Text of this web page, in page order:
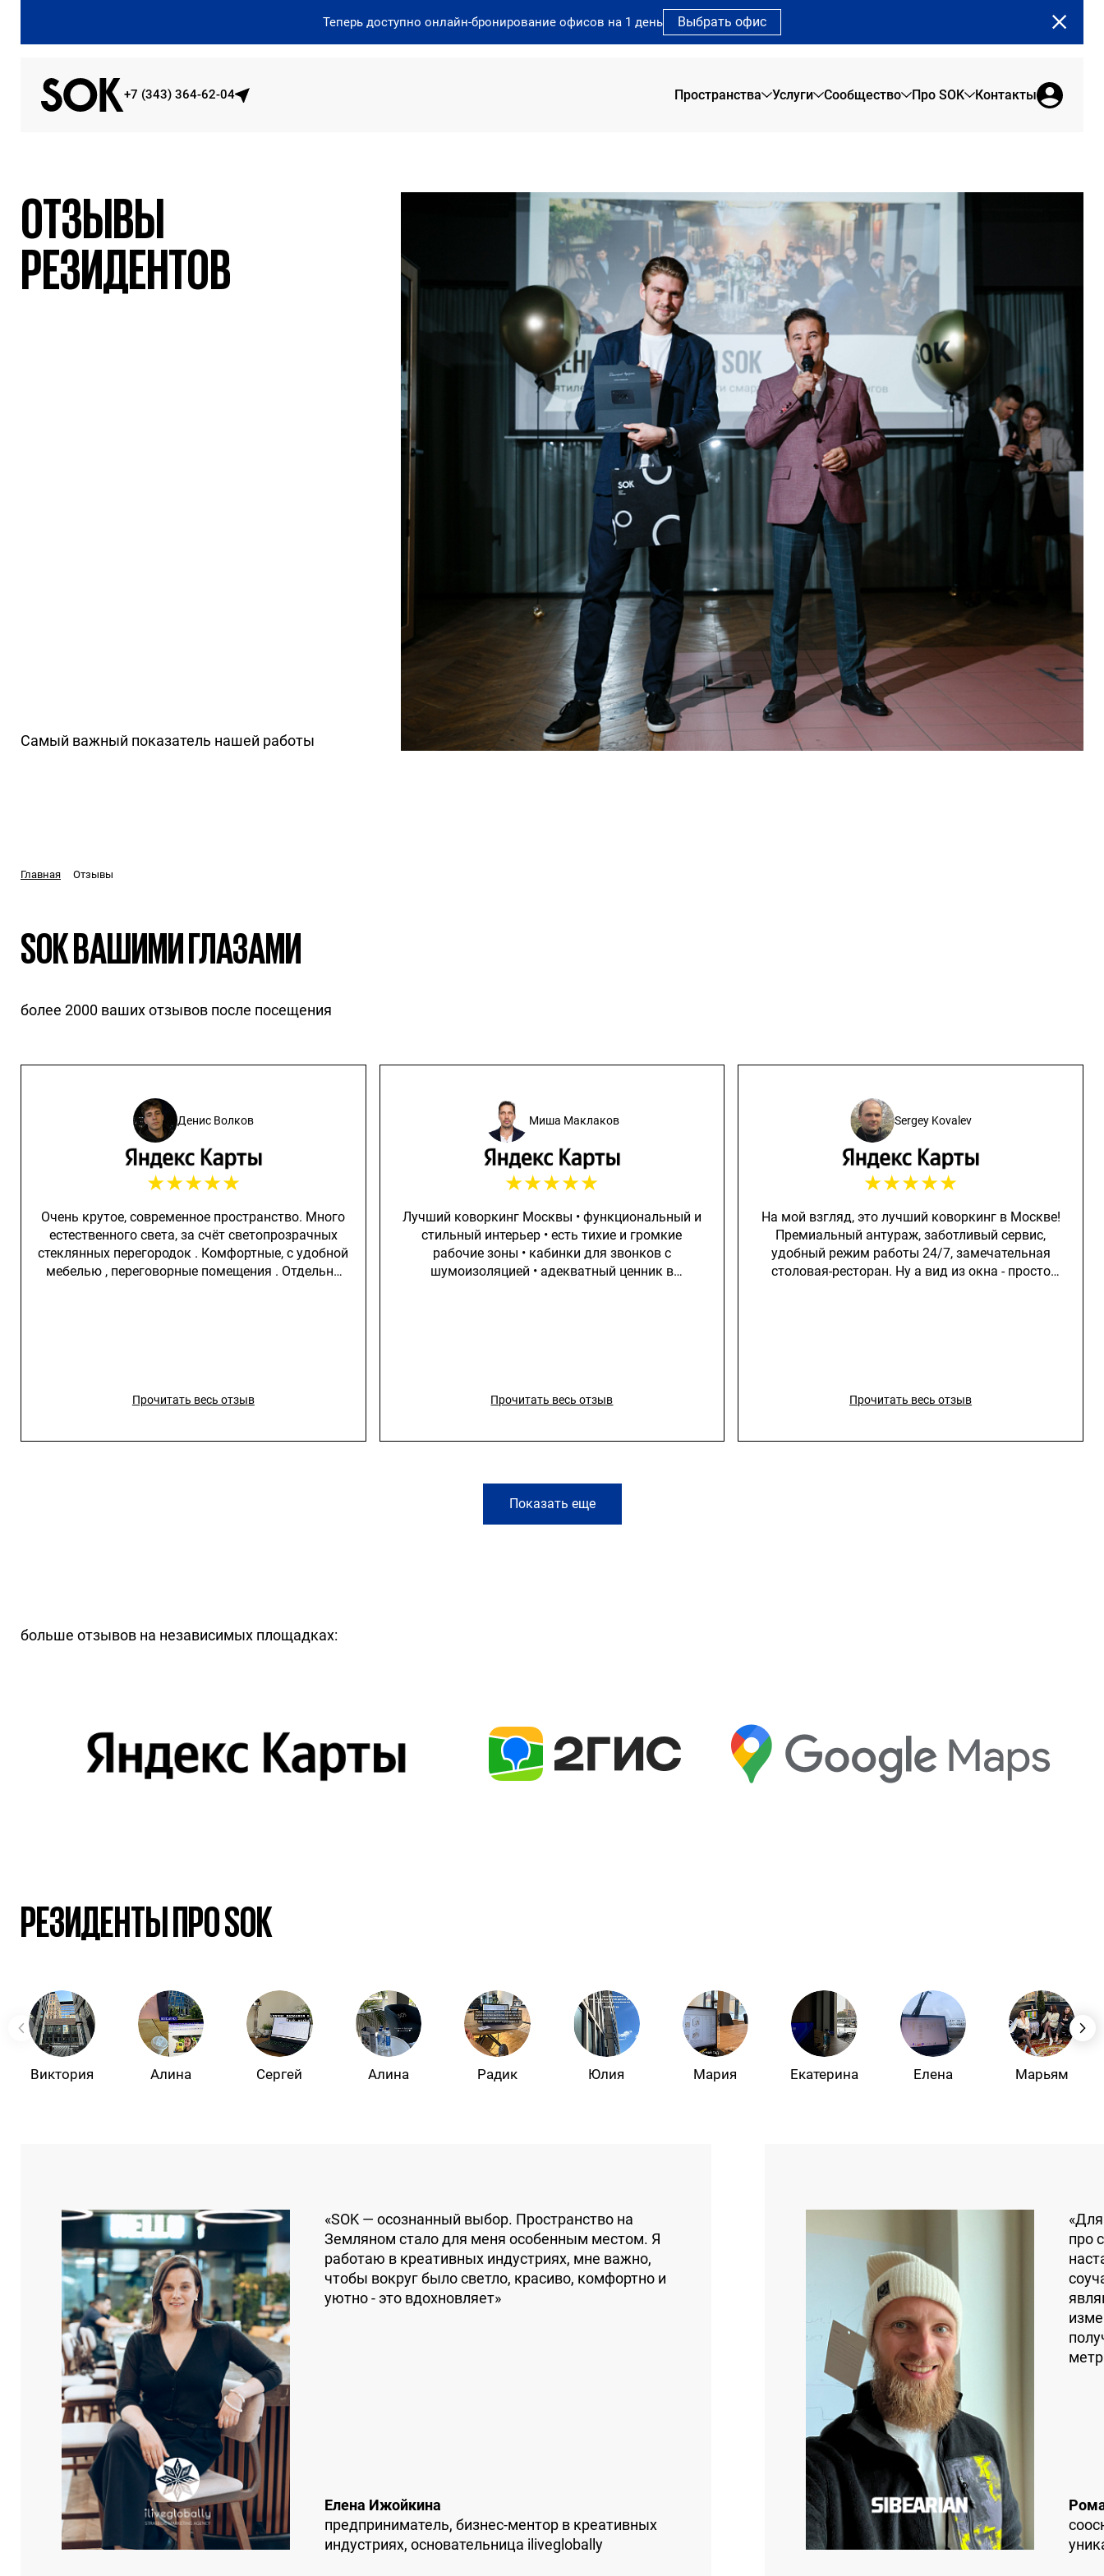
Теперь доступно онлайн-бронирование офисов на 1 день Выбрать офис
+7 (343) 364-62-04 Пространства
SOK Алатырь
Услуги
Сервисные офисы
Офис на 1 день
Коворкинг
Переговорные
Конференц-зал
Мероприятия SOK
Акции в SOK
Сообщество
Сообщество SOK
Программа лояльности
Сотрудникам
Про SOK
Брендовая продукция
Журнал SOK
Контакты
ОТЗЫВЫ
РЕЗИДЕНТОВ
Самый важный показатель нашей работы
Главная Отзывы
SOK ВАШИМИ ГЛАЗАМИ
более 2000 ваших отзывов после посещения
Денис Волков
★★★★★
Очень крутое, современное пространство. Много
естественного света, за счёт светопрозрачных
стеклянных перегородок . Комфортные, с удобной
мебелью , переговорные помещения . Отдельно
Прочитать весь отзыв
Миша Маклаков
★★★★★
Лучший коворкинг Москвы • функциональный и
стильный интерьер • есть тихие и громкие
рабочие зоны • кабинки для звонков с
шумоизоляцией • адекватный ценник в
Прочитать весь отзыв
Sergey Kovalev
★★★★★
На мой взгляд, это лучший коворкинг в Москве!
Премиальный антураж, заботливый сервис,
удобный режим работы 24/7, замечательная
столовая-ресторан. Ну а вид из окна - просто
Прочитать весь отзыв
Показать еще
больше отзывов на независимых площадках:
РЕЗИДЕНТЫ ПРО SOK
Виктория Алина Сергей Алина Радик Юлия Мария Екатерина Елена Марьям
«SOK — осознанный выбор. Пространство на
Земляном стало для меня особенным местом. Я
работаю в креативных индустриях, мне важно,
чтобы вокруг было светло, красиво, комфортно и
уютно - это вдохновляет»
Елена Ижойкина
предприниматель, бизнес-ментор в креативных
индустриях, основательница iliveglobally
про